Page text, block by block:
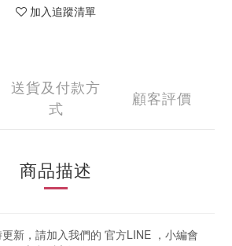
加入追蹤清單
送貨及付款方
式
顧客評價
商品描述
新，請加入我們的 官方LINE ，小編會